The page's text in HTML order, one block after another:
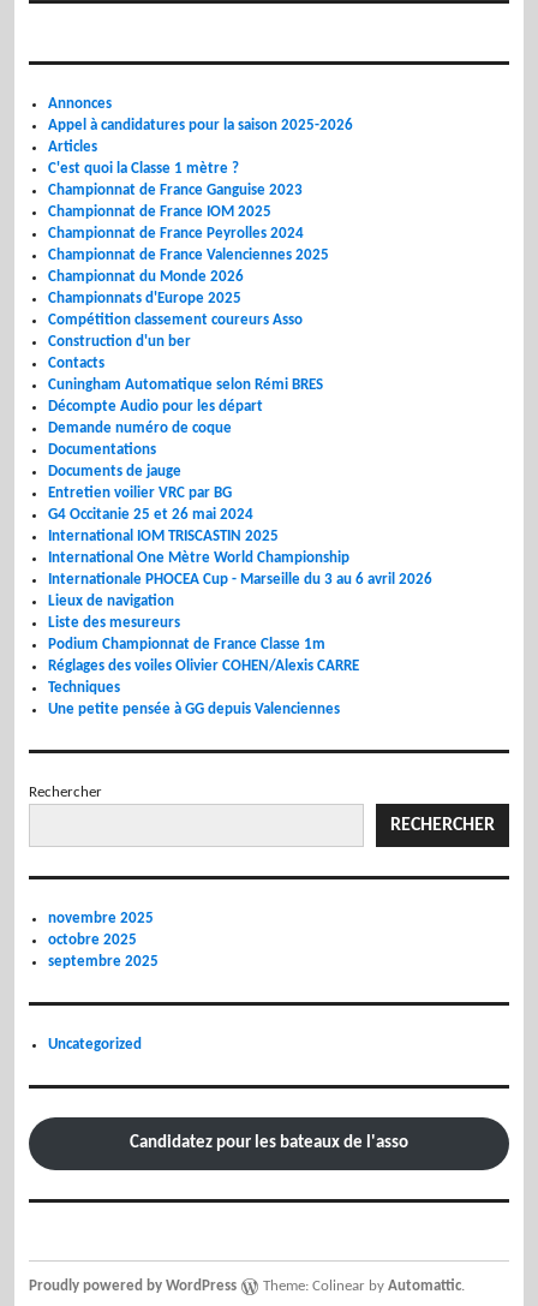
Annonces
Appel à candidatures pour la saison 2025-2026
Articles
C'est quoi la Classe 1 mètre ?
Championnat de France Ganguise 2023
Championnat de France IOM 2025
Championnat de France Peyrolles 2024
Championnat de France Valenciennes 2025
Championnat du Monde 2026
Championnats d'Europe 2025
Compétition classement coureurs Asso
Construction d'un ber
Contacts
Cuningham Automatique selon Rémi BRES
Décompte Audio pour les départ
Demande numéro de coque
Documentations
Documents de jauge
Entretien voilier VRC par BG
G4 Occitanie 25 et 26 mai 2024
International IOM TRISCASTIN 2025
International One Mètre World Championship
Internationale PHOCEA Cup - Marseille du 3 au 6 avril 2026
Lieux de navigation
Liste des mesureurs
Podium Championnat de France Classe 1m
Réglages des voiles Olivier COHEN/Alexis CARRE
Techniques
Une petite pensée à GG depuis Valenciennes
Rechercher
RECHERCHER
novembre 2025
octobre 2025
septembre 2025
Uncategorized
Candidatez pour les bateaux de l'asso
Proudly powered by WordPress Theme: Colinear by Automattic.